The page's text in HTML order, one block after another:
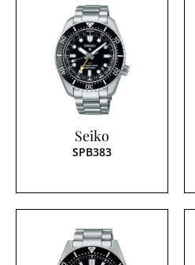
Seiko
SPB383